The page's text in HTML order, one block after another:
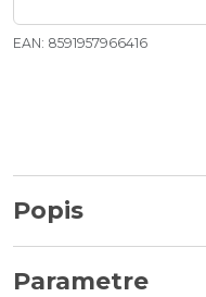
EAN: 8591957966416
Popis
Parametre